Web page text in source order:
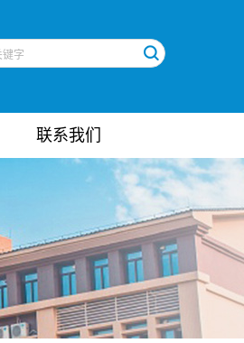
联系我们